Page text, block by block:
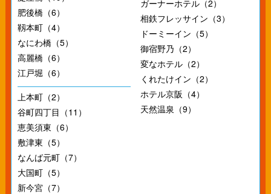
肥後橋（6）
靱本町（4）
なにわ橋（5）
高麗橋（6）
江戸堀（6）
上本町（2）
谷町四丁目（11）
恵美須東（6）
敷津東（5）
なんば元町（7）
大国町（5）
新今宮（7）
ガーナーホテル（2）
相鉄フレッサイン（3）
ドーミーイン（5）
御宿野乃（2）
変なホテル（2）
くれたけイン（2）
ホテル京阪（4）
天然温泉（9）